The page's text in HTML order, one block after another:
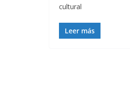
cultural
Leer más